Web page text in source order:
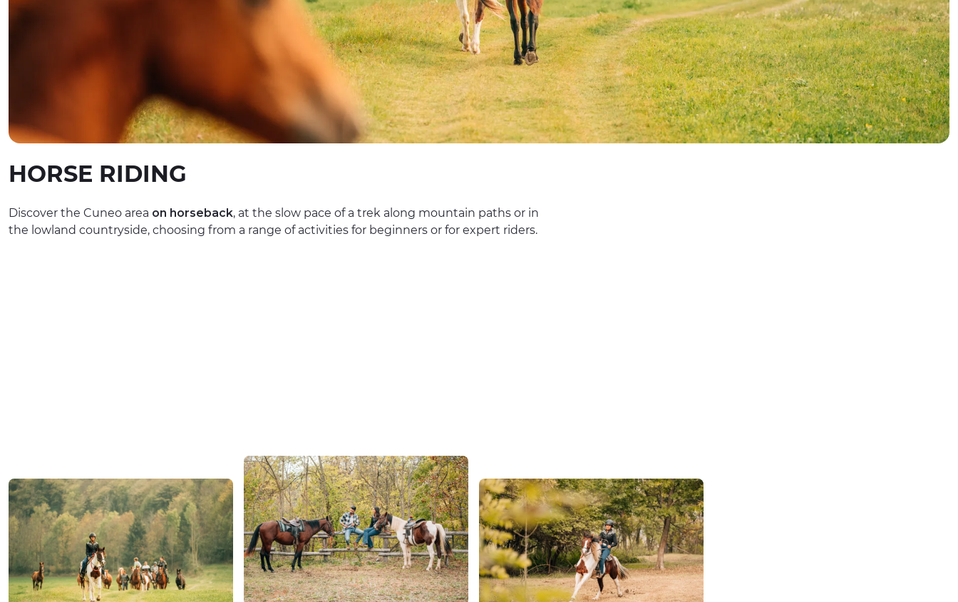
HORSE RIDING
Discover the Cuneo area on horseback, at the slow pace of a trek along mountain paths or in
the lowland countryside, choosing from a range of activities for beginners or for expert riders.